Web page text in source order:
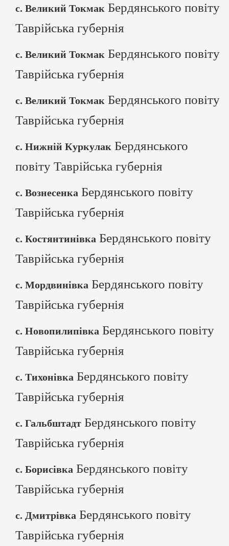
с. Великий Токмак Бердянського повіту
Таврійська губернія
с. Великий Токмак Бердянського повіту
Таврійська губернія
с. Великий Токмак Бердянського повіту
Таврійська губернія
с. Нижній Куркулак Бердянського
повіту Таврійська губернія
с. Вознесенка Бердянського повіту
Таврійська губернія
с. Костянтинівка Бердянського повіту
Таврійська губернія
с. Мордвинівка Бердянського повіту
Таврійська губернія
с. Новопилипівка Бердянського повіту
Таврійська губернія
с. Тихонівка Бердянського повіту
Таврійська губернія
с. Гальбштадт Бердянського повіту
Таврійська губернія
с. Борисівка Бердянського повіту
Таврійська губернія
с. Дмитрівка Бердянського повіту
Таврійська губернія